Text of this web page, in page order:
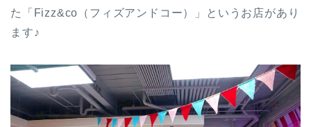
た「Fizz&co（フィズアンドコー）」というお店があり
ます♪